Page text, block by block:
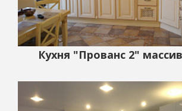
Кухня "Прованс 2"